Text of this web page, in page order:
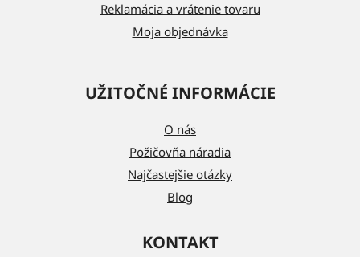
Reklamácia a vrátenie tovaru
Moja objednávka
UŽITOČNÉ INFORMÁCIE
O nás
Požičovňa náradia
Najčastejšie otázky
Blog
KONTAKT